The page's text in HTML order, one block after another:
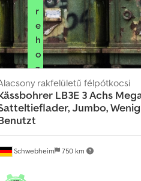
r
e
h
o
z
á
s
h
i
r
d
Schwebheim 750 km
rakfelületű félpótkocsi
LB3E 3 Achs
Jumbo, Wenig